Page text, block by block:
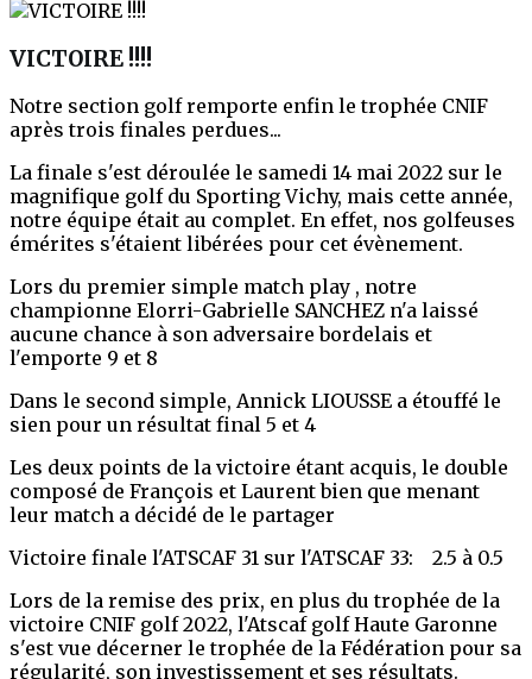
VICTOIRE !!!!
Notre section golf remporte enfin le trophée CNIF
après trois finales perdues...
La finale s'est déroulée le samedi 14 mai 2022 sur le
magnifique golf du Sporting Vichy, mais cette année,
notre équipe était au complet. En effet, nos golfeuses
émérites s'étaient libérées pour cet évènement.
Lors du premier simple match play , notre
championne Elorri-Gabrielle SANCHEZ n'a laissé
aucune chance à son adversaire bordelais et
l'emporte 9 et 8
Dans le second simple, Annick LIOUSSE a étouffé le
sien pour un résultat final 5 et 4
Les deux points de la victoire étant acquis, le double
composé de François et Laurent bien que menant
leur match a décidé de le partager
Victoire finale l'ATSCAF 31 sur l'ATSCAF 33: 2.5 à 0.5
Lors de la remise des prix, en plus du trophée de la
victoire CNIF golf 2022, l'Atscaf golf Haute Garonne
s'est vue décerner le trophée de la Fédération pour sa
régularité, son investissement et ses résultats.